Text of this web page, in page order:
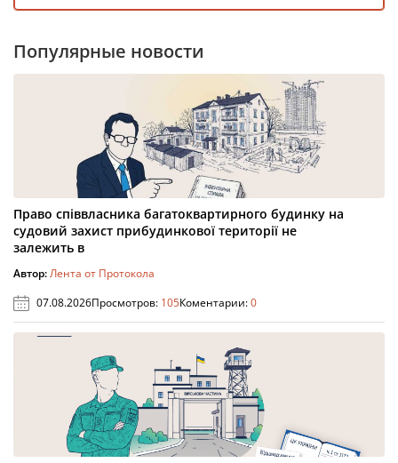
Популярные новости
Право співвласника багатоквартирного будинку на
судовий захист прибудинкової території не
залежить в
Автор:Лента от Протокола
07.08.2026Просмотров: 105Коментарии:0